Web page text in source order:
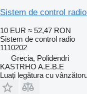
Sistem de control
10 EUR ≈ 52,47 RON
Sistem de control radio
1110202
Grecia, Polidendri
KASTRHO A.E.B.E
Luați legătura cu